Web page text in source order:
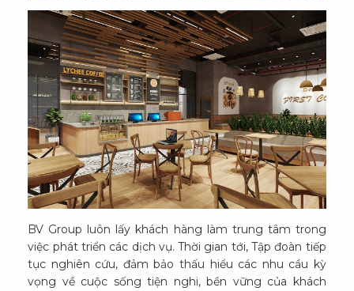
BV Group luôn lấy khách hàng làm trung tâm trong
việc phát triển các dịch vụ. Thời gian tới, Tập đoàn tiếp
tục nghiên cứu, đảm bảo thấu hiểu các nhu cầu kỳ
vọng về cuộc sống tiện nghi, bền vững của khách